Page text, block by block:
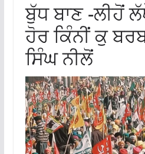
ਬੁੱਧ ਬਾਣ -ਲੀਹੋਂ
ਹੋਰ ਕਿੰਨੀਂ ਕੁ
ਸਿੰਘ ਨੀਲੋਂ